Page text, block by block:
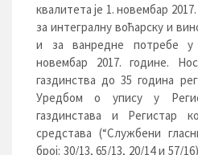
квалитета је 1. новембар
за интегралну воћарску и
и за ванредне потребе у
новембар 2017. године.
газдинства до 35 година
Уредбом о упису у
газдинстава и Регистар
средстава (“Службени
број: 30/13, 65/13, 20/14 и 57/